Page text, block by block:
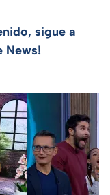
sigue a
News!